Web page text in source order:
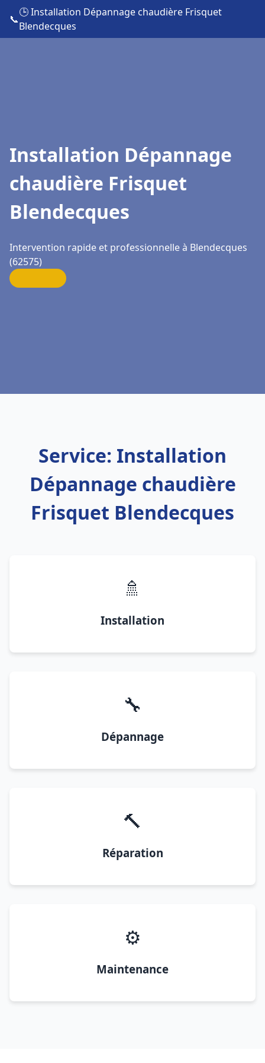
📞
🕒 Installation Dépannage chaudière Frisquet
Blendecques
Installation Dépannage
chaudière Frisquet
Blendecques
Intervention rapide et professionnelle à Blendecques
(62575)
Service: Installation
Dépannage chaudière
Frisquet Blendecques
🚿
Installation
🔧
Dépannage
🔨
Réparation
⚙️
Maintenance